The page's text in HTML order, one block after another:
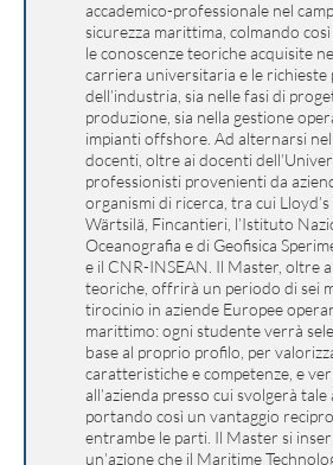
accademico-professionale nel
sicurezza marittima, colmando
le conoscenze teoriche acquisite
carriera universitaria e le richieste
dell’industria, sia nelle fasi di
produzione, sia nella gestione
impianti offshore. Ad alternarsi
docenti, oltre ai docenti
professionisti provenienti da
organismi di ricerca, tra cui Lloyd’s
Wärtsilä, Fincantieri, l’Istituto
Oceanografia e di Geofisica
e il CNR-INSEAN. Il Master, oltre
teoriche, offrirà un periodo di sei
tirocinio in aziende Europee
marittimo: ogni studente verrà
base al proprio profilo, per
caratteristiche e competenze, e
all’azienda presso cui svolgerà tale
portando così un vantaggio
entrambe le parti. Il Master si
un’azione che il Maritime